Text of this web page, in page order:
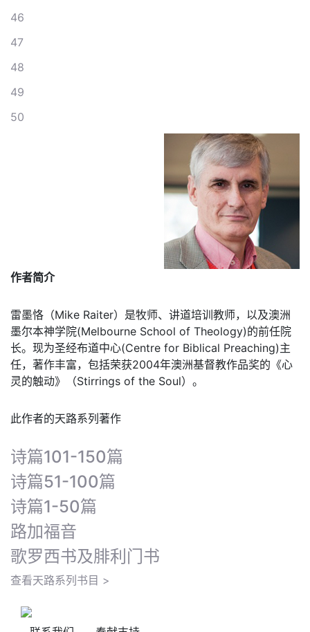
46
47
48
49
50
作者简介
雷墨恪（Mike Raiter）是牧师、讲道培训教师，以及澳洲
墨尔本神学院(Melbourne School of Theology)的前任院
长。现为圣经布道中心(Centre for Biblical Preaching)主
任，著作丰富，包括荣获2004年澳洲基督教作品奖的《心
灵的触动》（Stirrings of the Soul）。
此作者的天路系列著作
诗篇101-150篇
诗篇51-100篇
诗篇1-50篇
路加福音
歌罗西书及腓利门书
查看天路系列书目 >